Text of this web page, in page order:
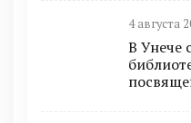
4 августа
В Унече